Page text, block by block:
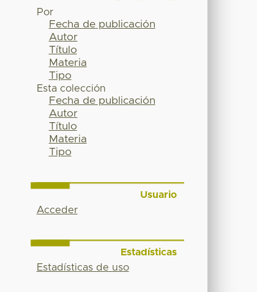
Por
Fecha de publicación
Autor
Título
Materia
Tipo
Esta colección
Fecha de publicación
Autor
Título
Materia
Tipo
Usuario
Acceder
Estadísticas
Estadísticas de uso